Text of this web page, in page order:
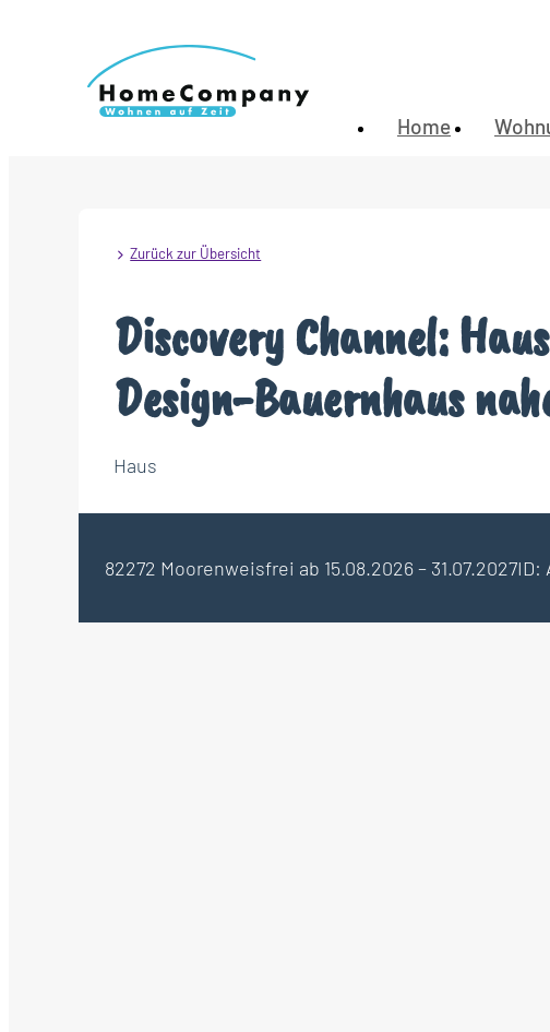
Home
Zurück zur Übersicht
Discovery Channel:
Design-Bauernhaus
Haus
82272 Moorenweisfrei ab 15.08.2026 – 31.07.2027ID: